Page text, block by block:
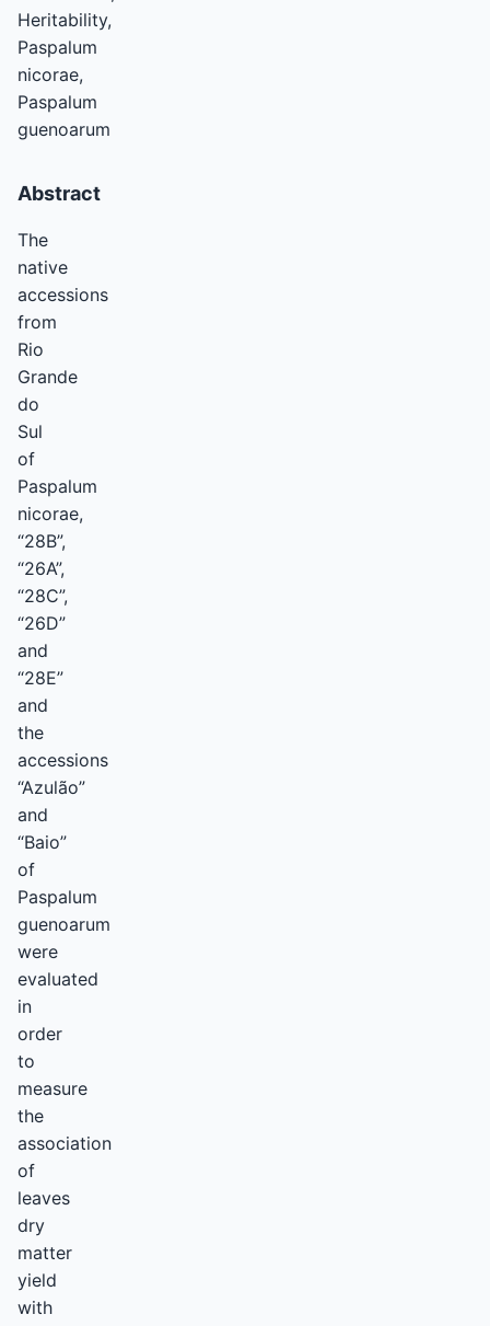
Heritability,
Paspalum
nicorae,
Paspalum
guenoarum
Abstract
The
native
accessions
from
Rio
Grande
do
Sul
of
Paspalum
nicorae,
“28B”,
“26A”,
“28C”,
“26D”
and
“28E”
and
the
accessions
“Azulão”
and
“Baio”
of
Paspalum
guenoarum
were
evaluated
in
order
to
measure
the
association
of
leaves
dry
matter
yield
with